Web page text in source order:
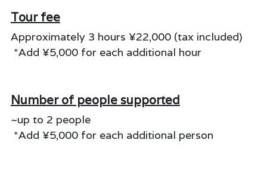
Tour fee
Approximately 3 hours ¥22,000 (tax included)
*Add ¥5,000 for each additional hour
Number of people supported
~up to 2 people
*Add ¥5,000 for each additional person